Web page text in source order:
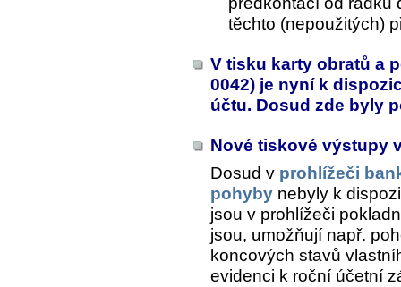
těchto (nepoužitých)
V tisku karty obratů a
0042) je nyní k
účtu. Dosud zde byly
Nové tiskové výstupy
Dosud v prohlížeči
pohyby nebyly k
jsou v prohlížeči
jsou, umožňují např.
koncových stavů
evidenci k roční účetní